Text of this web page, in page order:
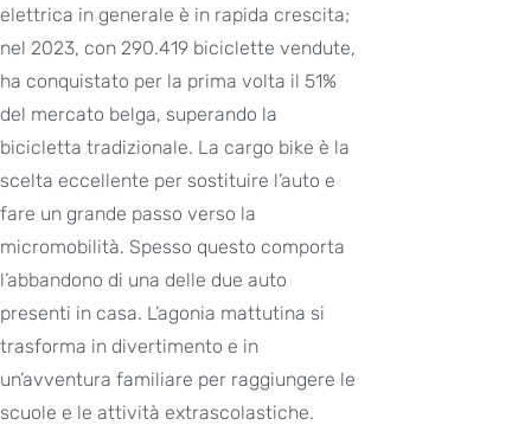
elettrica in generale è in rapida crescita;
nel 2023, con 290.419 biciclette vendute,
ha conquistato per la prima volta il 51%
del mercato belga, superando la
bicicletta tradizionale. La cargo bike è la
scelta eccellente per sostituire l’auto e
fare un grande passo verso la
micromobilità. Spesso questo comporta
l’abbandono di una delle due auto
presenti in casa. L’agonia mattutina si
trasforma in divertimento e in
un’avventura familiare per raggiungere le
scuole e le attività extrascolastiche.